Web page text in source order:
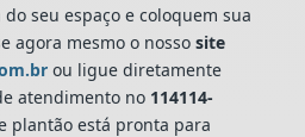
seu espaço e coloquem sua
agora mesmo o nossosite
ou ligue diretamente
atendimento no 114114-
plantão está pronta para